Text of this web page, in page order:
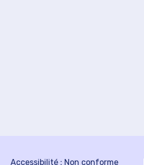
Accessibilité : Non conforme